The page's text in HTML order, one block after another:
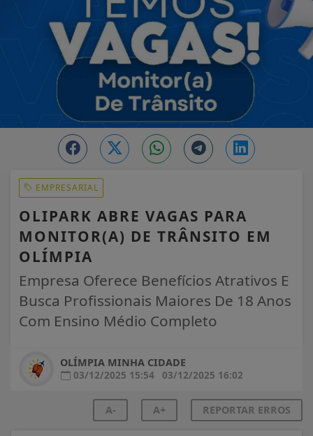
EMPRESARIAL
OLIPARK ABRE VAGAS PARA
MONITOR(A) DE TRÂNSITO EM
OLÍMPIA
Empresa Oferece Benefícios Atrativos E
Busca Profissionais Maiores De 18 Anos
Com Ensino Médio Completo
OLÍMPIA MINHA CIDADE
03/12/2025 15:54
03/12/2025 16:02
A- A+ REPORTAR ERROS